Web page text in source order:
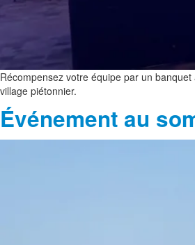
Récompensez votre équipe par un
village piétonnier.
Événement au